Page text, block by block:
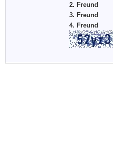
2. Freund
3. Freund
4. Freund